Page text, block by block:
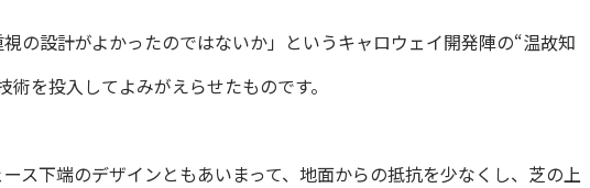
の設計がよかったのではないか」というキャロウェイ開発陣の“温故知
を投入してよみがえらせたものです。
ス下端のデザインともあいまって、地面からの抵抗を少なくし、芝の上